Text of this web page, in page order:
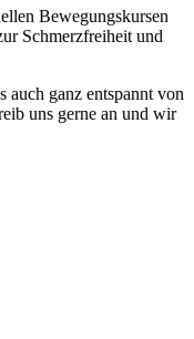
Bewegungskursen
Schmerzfreiheit und
auch ganz entspannt von
uns gerne an und wir